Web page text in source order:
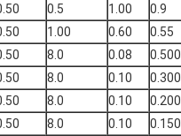
0.5 1.00 0.9
1.00 0.60 0.55
8.0 0.08 0.500
8.0 0.10 0.300
8.0 0.10 0.200
8.0 0.10 0.150